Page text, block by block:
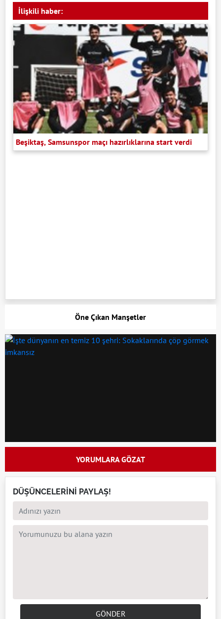
İlişkili haber:
Beşiktaş, Samsunspor maçı hazırlıklarına start verdi
Öne Çıkan Manşetler
YORUMLARA GÖZAT
DÜŞÜNCELERİNİ PAYLAŞ!
GÖNDER